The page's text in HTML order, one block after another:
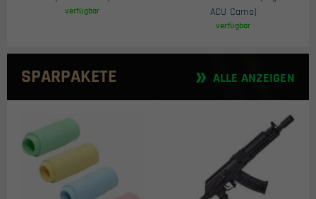
verfügbar
ACU Camo)
verfügbar
SPARPAKETE ALLE ANZEIGEN